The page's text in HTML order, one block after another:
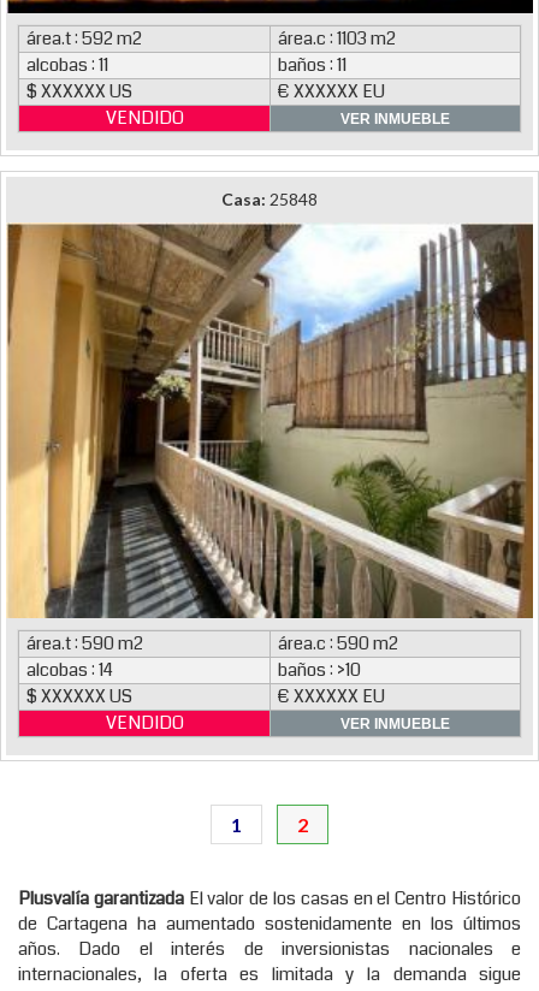
área.t : 592 m2
área.c : 1103 m2
alcobas : 11
baños : 11
$ XXXXXX US
€ XXXXXX EU
VENDIDO
VER INMUEBLE
Casa: 25848
área.t : 590 m2
área.c : 590 m2
alcobas : 14
baños : >10
$ XXXXXX US
€ XXXXXX EU
VENDIDO
VER INMUEBLE
1 2
Plusvalía garantizadaEl valor de los casas en el Centro Histórico
de Cartagena ha aumentado sostenidamente en los últimos
años. Dado el interés de inversionistas nacionales e
internacionales, la oferta es limitada y la demanda sigue